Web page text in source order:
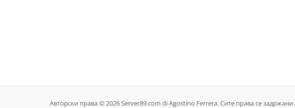
Авторски права © 2026 Server89.com di Agostino Ferrera. Сите права се задржани.